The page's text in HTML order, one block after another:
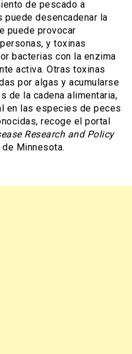
de pescado a
puede desencadenar la
puede provocar
y toxinas
bacterias con la enzima
activa. Otras toxinas
por algas y acumularse
de la cadena alimentaria,
en las especies de peces
recoge el portal
Research and Policy
Minnesota.